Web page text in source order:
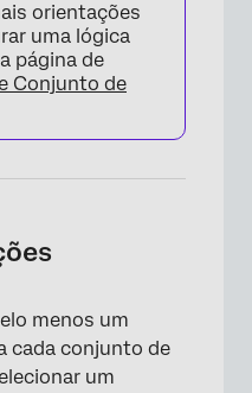
orientações
uma lógica
página de
Conjunto de
menos um
cada conjunto de
um